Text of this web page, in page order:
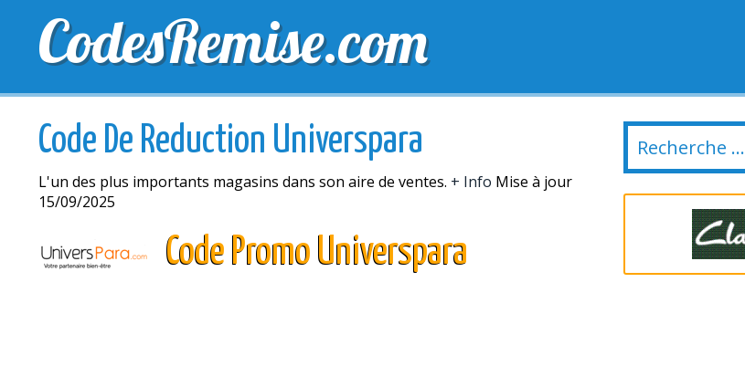
CodesRemise.com
MEILLEURS CODES PROMO DERNIERS JOURS
Code De Reduction Universpara
L'un des plus importants magasins dans son aire de ventes. + Info Mise à jour
15/09/2025
Code Promo Universpara